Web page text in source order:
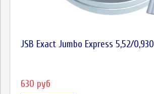
JSB Exact Jumbo Express 5,52/0,930
630 руб